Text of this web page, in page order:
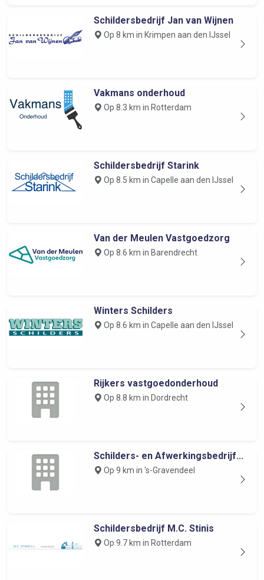
Schildersbedrijf Jan van Wijnen
Op 8 km in Krimpen aan den IJssel
Vakmans onderhoud
Op 8.3 km in Rotterdam
Schildersbedrijf Starink
Op 8.5 km in Capelle aan den IJssel
Van der Meulen Vastgoedzorg
Op 8.6 km in Barendrecht
Winters Schilders
Op 8.6 km in Capelle aan den IJssel
Rijkers vastgoedonderhoud
Op 8.8 km in Dordrecht
Schilders- en Afwerkingsbedrijf...
Op 9 km in 's-Gravendeel
Schildersbedrijf M.C. Stinis
Op 9.7 km in Rotterdam